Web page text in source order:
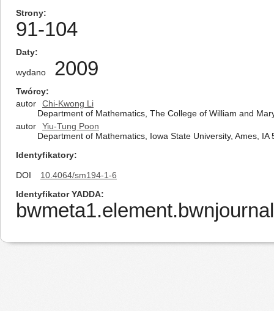
Strony
91-104
Daty
wydano 2009
Twórcy
autor
Chi-Kwong Li
Department of Mathematics, The College of William and
autor
Yiu-Tung Poon
Department of Mathematics, Iowa State University, Ames, IA
Identyfikatory
DOI
10.4064/sm194-1-6
Identyfikator YADDA